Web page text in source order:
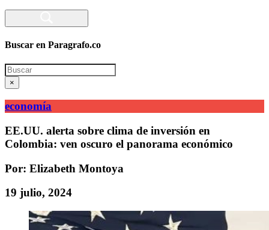
Buscar en Paragrafo.co
Search
×
economía
EE.UU. alerta sobre clima de inversión en
Colombia: ven oscuro el panorama económico
Por: Elizabeth Montoya
19 julio, 2024